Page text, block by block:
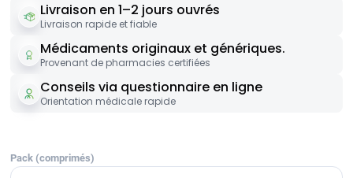
Livraison en 1–2 jours ouvrés
Livraison rapide et fiable
Médicaments originaux et génériques.
Provenant de pharmacies certifiées
Conseils via questionnaire en ligne
Orientation médicale rapide
Pack (comprimés)